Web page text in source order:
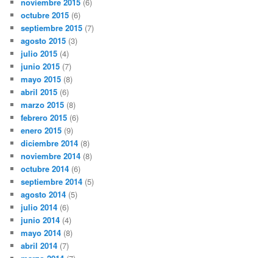
octubre 2015 (6)
septiembre 2015 (7)
agosto 2015 (3)
julio 2015 (4)
junio 2015 (7)
mayo 2015 (8)
abril 2015 (6)
marzo 2015 (8)
febrero 2015 (6)
enero 2015 (9)
diciembre 2014 (8)
noviembre 2014 (8)
octubre 2014 (6)
septiembre 2014 (5)
agosto 2014 (5)
julio 2014 (6)
junio 2014 (4)
mayo 2014 (8)
abril 2014 (7)